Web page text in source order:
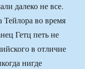
далеко не все.
Тейлора во время
Гетц петь не
в отличие
нигде